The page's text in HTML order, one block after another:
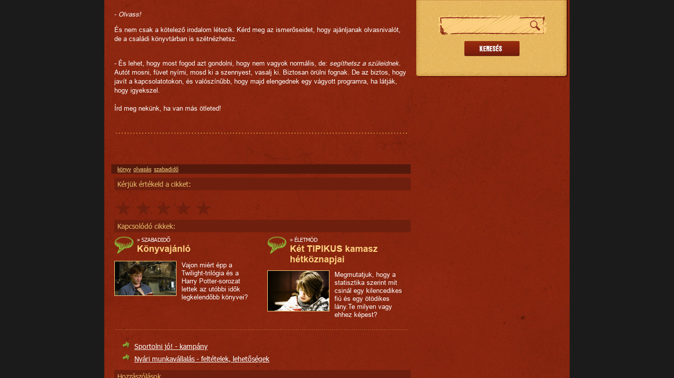
- Olvass!
És nem csak a kötelező irodalom létezik. Kérd meg az ismerőseidet, hogy ajánljanak olvasnivalót,
de a családi könyvtárban is szétnézhetsz.
- És lehet, hogy most fogod azt gondolni, hogy nem vagyok normális, de: segíthetsz a szüleidnek.
Autót mosni, füvet nyírni, mosd ki a szennyest, vasalj ki. Biztosan örülni fognak. De az biztos, hogy
javít a kapcsolatotokon, és valószínűbb, hogy majd elengednek egy vágyott programra, ha látják,
hogy igyekszel.
Írd meg nekünk, ha van más ötleted!
könyv olvasás szabadidő
Kérjük értékeld a cikket:
Kapcsolódó cikkek:
» SZABADIDŐ
Könyvajánló
Vajon miért épp a
Twilight-trilógia és a
Harry Potter-sorozat
lettek az utóbbi idők
legkelendőbb könyvei?
» ÉLETMÓD
Két TIPIKUS kamasz
hétköznapjai
Megmutatjuk, hogy a
statisztika szerint mit
csinál egy kilencedikes
fiú és egy ötödikes
lány.Te milyen vagy
ehhez képest?
Sportolni jó! - kampány
Nyári munkavállalás - feltételek, lehetőségek